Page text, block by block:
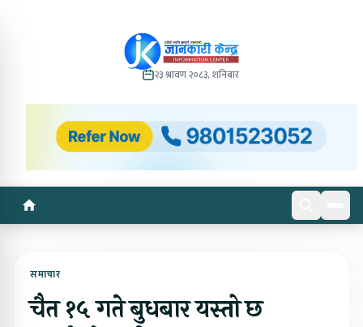
२३ श्रावण २०८३, शनिबार
समाचार
चैत १५ गते बुधबार यस्तो छ